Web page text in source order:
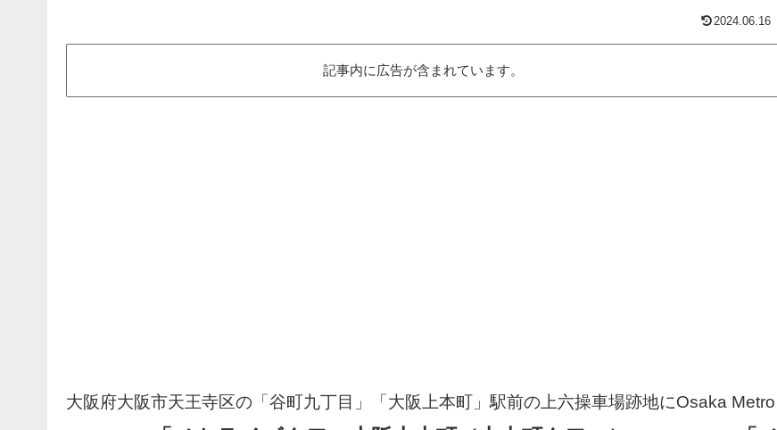
2024.06.16
記事内に広告が含まれています。
大阪府大阪市天王寺区の「谷町九丁目」「大阪上本町」駅前の上六操車場跡地にOsaka Metro